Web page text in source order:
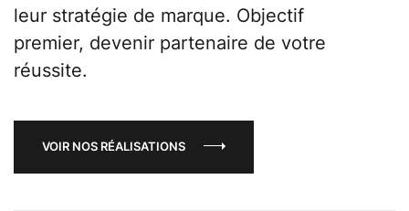
leur stratégie de marque. Objectif
premier, devenir partenaire de votre
réussite.
VOIR NOS RÉALISATIONS